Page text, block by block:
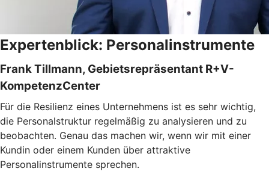
Expertenblick: Personalinstrumente
Frank Tillmann, Gebietsrepräsentant R+V-
KompetenzCenter
Für die Resilienz eines Unternehmens ist es sehr wichtig,
die Personalstruktur regelmäßig zu analysieren und zu
beobachten. Genau das machen wir, wenn wir mit einer
Kundin oder einem Kunden über attraktive
Personalinstrumente sprechen.